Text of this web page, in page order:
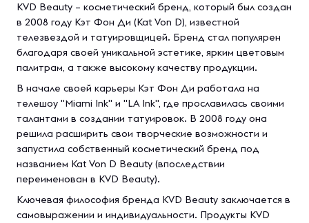
KVD Beauty – косметический бренд, который был создан
в 2008 году Кэт Фон Ди (Kat Von D), известной
телезвездой и татуировщицей. Бренд стал популярен
благодаря своей уникальной эстетике, ярким цветовым
палитрам, а также высокому качеству продукции.
В начале своей карьеры Кэт Фон Ди работала на
телешоу "Miami Ink" и "LA Ink", где прославилась своими
талантами в создании татуировок. В 2008 году она
решила расширить свои творческие возможности и
запустила собственный косметический бренд под
названием Kat Von D Beauty (впоследствии
переименован в KVD Beauty).
Ключевая философия бренда KVD Beauty заключается в
самовыражении и индивидуальности. Продукты KVD